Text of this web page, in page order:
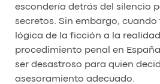
escondería detrás del silencio
secretos. Sin embargo,
lógica de la ficción a la
procedimiento penal en
ser desastroso para quien
asesoramiento adecuado.